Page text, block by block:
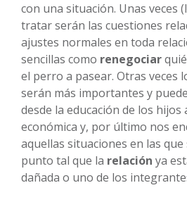
con una situación. Unas veces
tratar serán las cuestiones
ajustes normales en toda
sencillas como renegociar
el perro a pasear. Otras veces
serán más importantes y
desde la educación de los hijos
económica y, por último nos
aquellas situaciones en las
punto tal que la relación ya
dañada o uno de los